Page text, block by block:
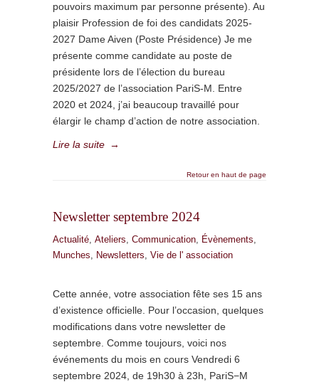
pouvoirs maximum par personne présente). Au
plaisir Profession de foi des candidats 2025-
2027 Dame Aiven (Poste Présidence) Je me
présente comme candidate au poste de
présidente lors de l’élection du bureau
2025/2027 de l’association PariS-M. Entre
2020 et 2024, j’ai beaucoup travaillé pour
élargir le champ d’action de notre association.
Lire la suite →
Retour en haut de page
Newsletter septembre 2024
Actualité, Ateliers, Communication, Évènements,
Munches, Newsletters, Vie de l' association
Cette année, votre association fête ses 15 ans
d’existence officielle. Pour l’occasion, quelques
modifications dans votre newsletter de
septembre. Comme toujours, voici nos
événements du mois en cours Vendredi 6
septembre 2024, de 19h30 à 23h, PariS−M